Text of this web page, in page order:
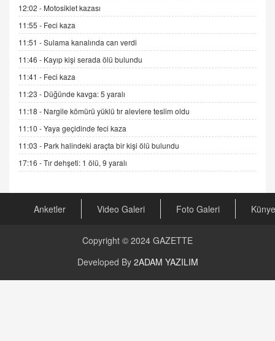
DR. EKREM ASLAN
Gerçek Ne, Algı Ne? "Beraber Yürüyoruz"
Cümlesinin Peşinden
19.07.2025 12:45
GÖNÜL MENEKŞE
Şifacının Yolu
04.11.2025 12:56
AV. RÜMEYSA ÖZKALE
Kira Uyuşmazlıklarında Dava Açmadan Önce
Arabulucuya Başvuru Şartı
CAN UĞURATEŞ
Değişen yapısıyla Suriye
GÜNLÜK BURÇ YORUMU
12:02 - Motosiklet kazası
11:55 - Feci kaza
11:51 -Sulama kanalında can verdi
11:46 - Kayıp kişi serada ölü bulundu
11:41 - Feci kaza
11:23 - Düğünde kavga: 5 yaralı
11:18 - Nargile kömürü yüklü tır alevlere teslim oldu
11:10 -Yaya geçidinde feci kaza
11:03 - Park halindeki araçta bir kişi ölü bulundu
17:16 -Tır dehşeti: 1 ölü, 9 yaralı
Anketler Video Galeri Foto Galeri Künye
Copyright © 2024 GAZETTE
Developed By 2ADAM YAZILIM